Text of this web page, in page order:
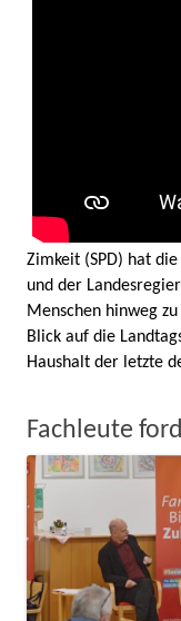
Zimkeit (SPD) hat
und der
Menschen hinweg
Blick auf die
Haushalt der letzte
Fachleute